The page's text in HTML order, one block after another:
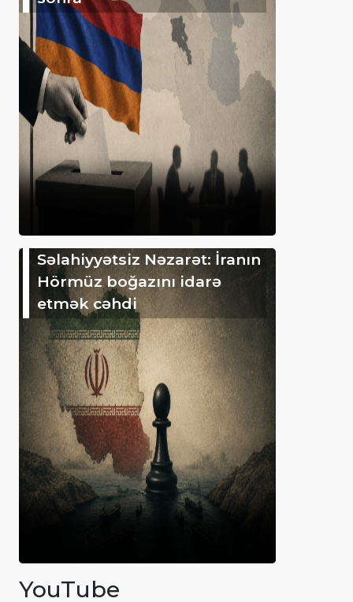
Səlahiyyətsiz Nəzarət: İranın
Hörmüz boğazını idarə
etmək cəhdi
YouTube